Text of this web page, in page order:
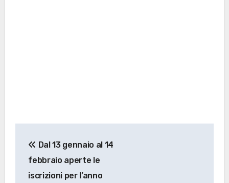
articoli
Dal 13 gennaio al 14
febbraio aperte le
iscrizioni per l’anno